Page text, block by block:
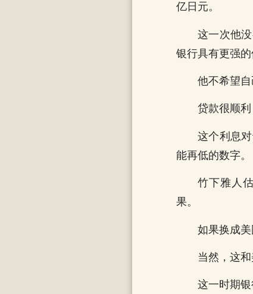
亿日元。
这一次他
银行具有更强的
他不希望
贷款很顺
这个利息
能再低的数字。
竹下雅人
果。
如果换成
当然，这
这一时期